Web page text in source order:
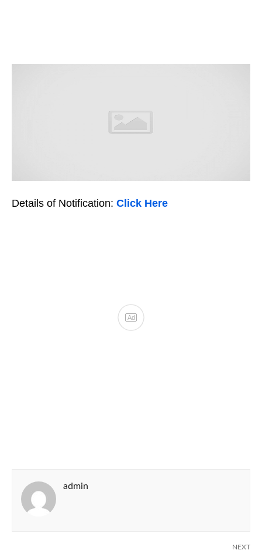
Details of Notification: Click Here
admin
NEXT